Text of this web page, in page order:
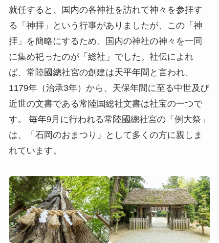
就任すると、国内の各神社を訪れて神々を参拝す
る「神拝」という行事がありましたが、この「神
拝」を簡略にするため、国内の神社の神々を一同
に集め祀ったのが「総社」でした。社伝によれ
ば、常陸國總社宮の創建は天平年間と言われ、
1179年（治承3年）から、天保年間に至る中世及び
近世の文書である常陸国総社文書は社宝の一つで
す。 毎年9月に行われる常陸國總社宮の「例大祭」
は、「石岡のおまつり」として多くの方に親しま
れています。